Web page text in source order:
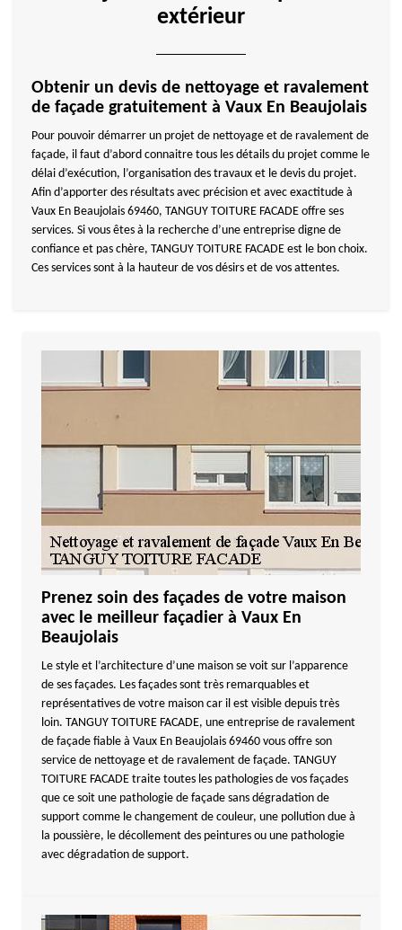
extérieur
Obtenir un devis de nettoyage et ravalement
de façade gratuitement à Vaux En Beaujolais
Pour pouvoir démarrer un projet de nettoyage et de ravalement de
façade, il faut d’abord connaitre tous les détails du projet comme le
délai d’exécution, l’organisation des travaux et le devis du projet.
Afin d’apporter des résultats avec précision et avec exactitude à
Vaux En Beaujolais 69460, TANGUY TOITURE FACADE offre ses
services. Si vous êtes à la recherche d’une entreprise digne de
confiance et pas chère, TANGUY TOITURE FACADE est le bon choix.
Ces services sont à la hauteur de vos désirs et de vos attentes.
Prenez soin des façades de votre maison
avec le meilleur façadier à Vaux En
Beaujolais
Le style et l’architecture d’une maison se voit sur l’apparence
de ses façades. Les façades sont très remarquables et
représentatives de votre maison car il est visible depuis très
loin. TANGUY TOITURE FACADE, une entreprise de ravalement
de façade fiable à Vaux En Beaujolais 69460 vous offre son
service de nettoyage et de ravalement de façade. TANGUY
TOITURE FACADE traite toutes les pathologies de vos façades
que ce soit une pathologie de façade sans dégradation de
support comme le changement de couleur, une pollution due à
la poussière, le décollement des peintures ou une pathologie
avec dégradation de support.